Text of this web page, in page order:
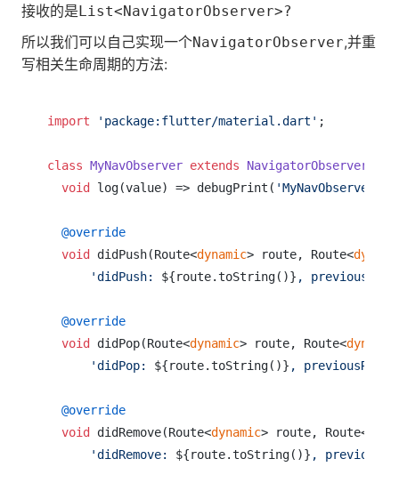
接收的是List<NavigatorObserver>?
所以我们可以自己实现一个NavigatorObserver,并重
写相关生命周期的方法:
import 'package:flutter/material.dart' ;
class MyNavObserver extends NavigatorObserver
void log(value) => debugPrint( 'MyNavObserver:
@override
void didPush(Route<dynamic> route, Route<
'didPush: ${route.toString()} ,
@override
void didPop(Route<dynamic> route, Route<dynamic
'didPop: ${route.toString()} ,
@override
void didRemove(Route<dynamic> route, Route<
'didRemove: ${route.toString()} ,